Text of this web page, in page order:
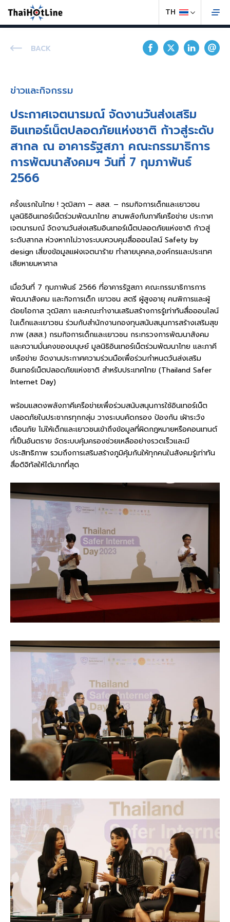
BACK
ข่าวและกิจกรรม
ประกาศเจตนารมณ์ จัดงานวันส่งเสริม
อินเทอร์เน็ตปลอดภัยแห่งชาติ ก้าวสู่ระดับ
สากล ณ อาคารรัฐสภา คณะกรรมาธิการ
การพัฒนาสังคมฯ วันที่ 7 กุมภาพันธ์
2566
ครั้งแรกในไทย ! วุฒิสภา – สสส. – กรมกิจการเด็กและเยาวชน
มูลนิธิอินเทอร์เน็ตร่วมพัฒนาไทย สานพลังกับภาคีเครือข่าย ประกาศ
เจตนารมณ์ จัดงานวันส่งเสริมอินเทอร์เน็ตปลอดภัยแห่งชาติ ก้าวสู่
ระดับสากล ห่วงหากไม่วางระบบควบคุมสื่อออนไลน์ Safety by
design เสี่ยงข้อมูลแฝงเจตนาร้าย ทำลายบุคคล,องค์กรและประเทศ
เสียหายมหาศาล
เมื่อวันที่ 7 กุมภาพันธ์ 2566 ที่อาคารรัฐสภา คณะกรรมาธิการการ
พัฒนาสังคม และกิจการเด็ก เยาวชน สตรี ผู้สูงอายุ คนพิการและผู้
ด้อยโอกาส วุฒิสภา และคณะทำงานเสริมสร้างการรู้เท่าทันสื่อออนไลน์
ในเด็กและเยาวชน ร่วมกับสำนักงานกองทุนสนับสนุนการสร้างเสริมสุข
ภาพ (สสส.) กรมกิจการเด็กและเยาวชน กระทรวงการพัฒนาสังคม
และความมั่นคงของมนุษย์ มูลนิธิอินเทอร์เน็ตร่วมพัฒนาไทย และภาคี
เครือข่าย จัดงานประกาศความร่วมมือเพื่อร่วมกำหนดวันส่งเสริม
อินเทอร์เน็ตปลอดภัยแห่งชาติ สำหรับประเทศไทย (Thailand Safer
Internet Day)
พร้อมแสดงพลังภาคีเครือข่ายเพื่อร่วมสนับสนุนการใช้อินเทอร์เน็ต
ปลอดภัยในประชากรทุกกลุ่ม วางระบบคัดกรอง ป้องกัน เฝ้าระวัง
เตือนภัย ไม่ให้เด็กและเยาวชนเข้าถึงข้อมูลที่ผิดกฎหมายหรือคอนเทนต์
ที่เป็นอันตราย จัดระบบคุ้มครองช่วยเหลืออย่างรวดเร็วและมี
ประสิทธิภาพ รวมถึงการเสริมสร้างภูมิคุ้มกันให้ทุกคนในสังคมรู้เท่าทัน
สื่อดิจิทัลให้ได้มากที่สุด